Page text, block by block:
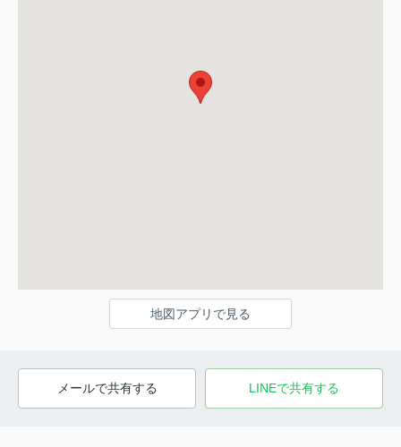
地図アプリで見る
メールで共有する LINEで共有する